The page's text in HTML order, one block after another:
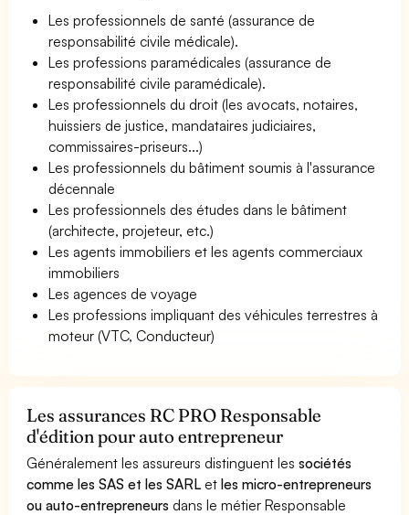
Les professionnels de santé (assurance de
responsabilité civile médicale).
Les professions paramédicales (assurance de
responsabilité civile paramédicale).
Les professionnels du droit (les avocats, notaires,
huissiers de justice, mandataires judiciaires,
commissaires-priseurs...)
Les professionnels du bâtiment soumis à l'assurance
décennale
Les professionnels des études dans le bâtiment
(architecte, projeteur, etc.)
Les agents immobiliers et les agents commerciaux
immobiliers
Les agences de voyage
Les professions impliquant des véhicules terrestres à
moteur (VTC, Conducteur)
Les assurances RC PRO Responsable
d'édition pour auto entrepreneur
Généralement les assureurs distinguent lessociétés
comme les SAS et les SARL etles micro-entrepreneurs
ou auto-entrepreneurs dans le métier Responsable